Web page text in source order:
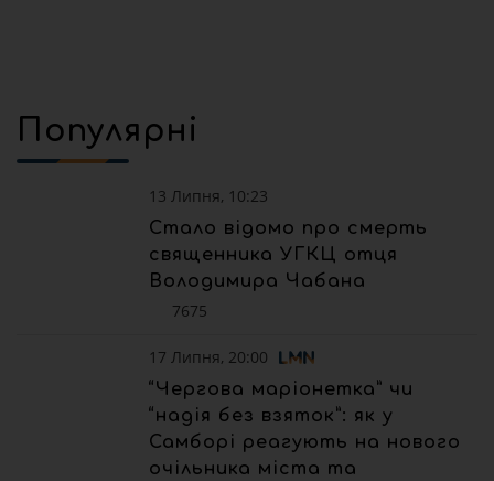
Популярні
13 Липня, 10:23
Стало відомо про смерть
священника УГКЦ отця
Володимира Чабана
7675
17 Липня, 20:00
“Чергова маріонетка” чи
“надія без взяток”: як у
Самборі реагують на нового
очільника міста та